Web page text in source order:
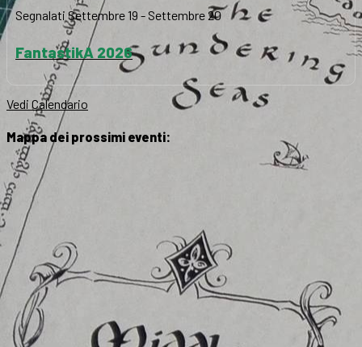
Segnalati Settembre 19 - Settembre 20
FantastikA 2026
Vedi Calendario
Mappa dei prossimi eventi: